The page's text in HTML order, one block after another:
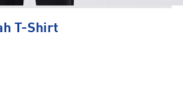
T-Shirt